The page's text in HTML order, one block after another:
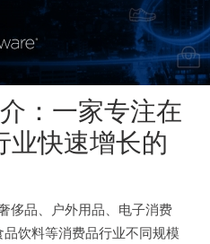
：一家专注在
业快速增长的
侈品、户外用品、电子消费
饮料等消费品行业不同规模